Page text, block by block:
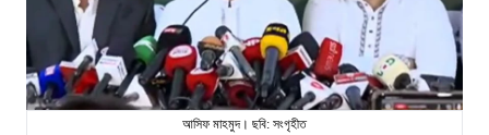
আসিফ মাহমুদ। ছবি: সংগৃহীত